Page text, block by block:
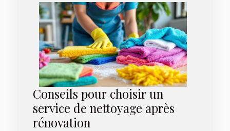
Conseils pour choisir un
service de nettoyage après
rénovation